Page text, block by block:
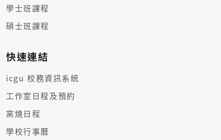
學士班課程
碩士班課程
快速連結
icgu 校務資訊系統
工作室日程及預約
窯燒日程
學校行事曆